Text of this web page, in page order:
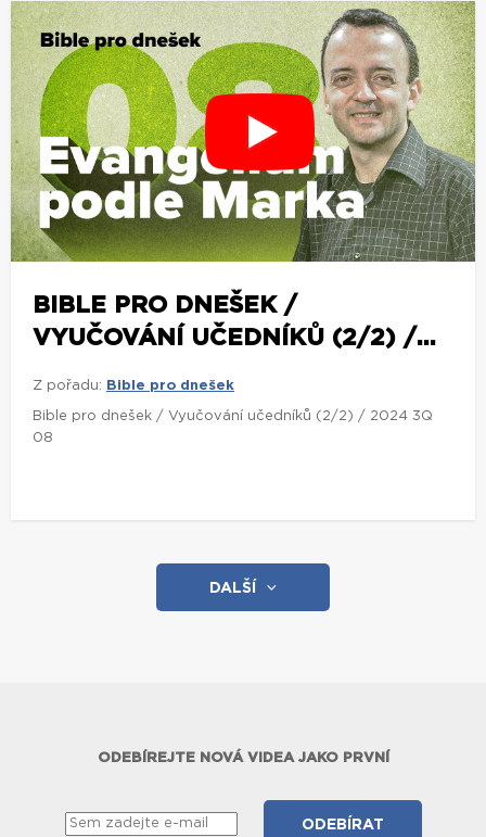
BIBLE PRO DNEŠEK /
VYUČOVÁNÍ UČEDNÍKŮ (2/2) /...
Z pořadu: Bible pro dnešek
Bible pro dnešek / Vyučování učedníků (2/2) / 2024 3Q
08
DALŠÍ
ODEBÍREJTE NOVÁ VIDEA JAKO PRVNÍ